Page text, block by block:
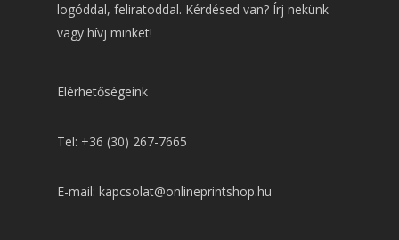
logóddal, feliratoddal. Kérdésed van? Írj nekünk
vagy hívj minket!
Elérhetőségeink
Tel: +36 (30) 267-7665
E-mail: kapcsolat@onlineprintshop.hu